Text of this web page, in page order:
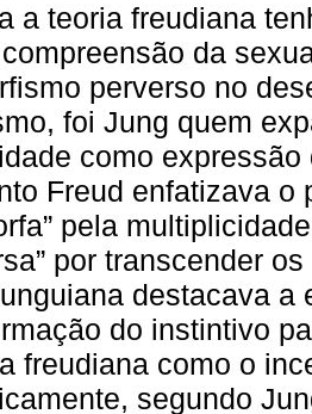
a teoria freudiana
da
perverso no
foi Jung quem
como
Freud enfatizava
pela
por transcender
destacava a
do instintivo
freudiana como o
segundo